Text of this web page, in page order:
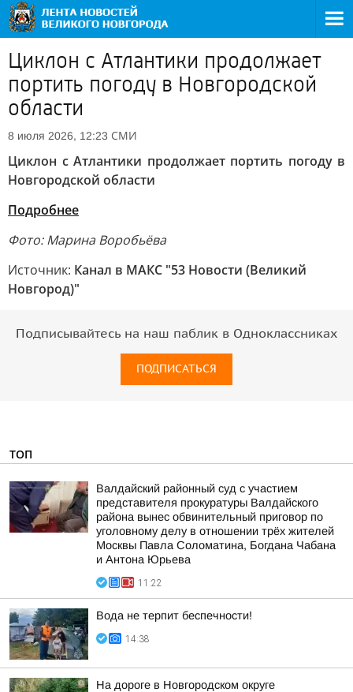
Циклон с Атлантики продолжает
портить погоду в Новгородской
области
8 июля 2026, 12:23 СМИ
Циклон с Атлантики продолжает портить погоду в
Новгородской области
Подробнее
Фото: Марина Воробьёва
Источник: Канал в МАКС "53 Новости (Великий
Новгород)"
Подписывайтесь на наш паблик в Одноклассниках
ПОДПИСАТЬСЯ
ТОП
Валдайский районный суд с участием
представителя прокуратуры Валдайского
района вынес обвинительный приговор по
уголовному делу в отношении трёх жителей
Москвы Павла Соломатина, Богдана Чабана
и Антона Юрьева
11:22
Вода не терпит беспечности!
14:38
На дороге в Новгородском округе